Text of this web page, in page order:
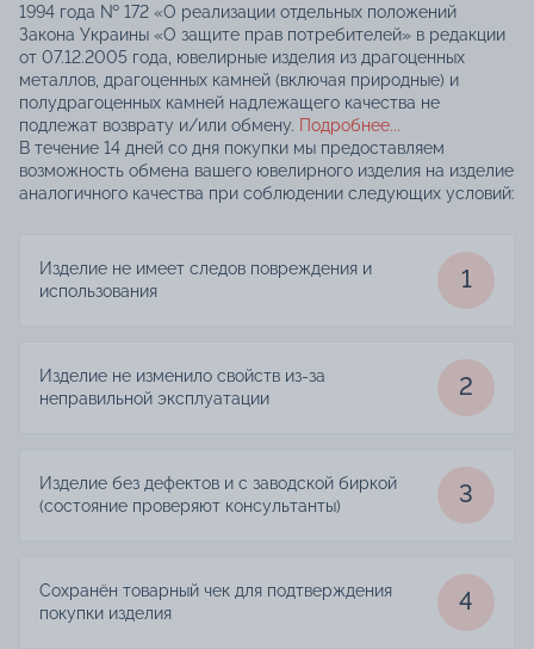
1994 года № 172 «О реализации отдельных положений
Закона Украины «О защите прав потребителей» в редакции
от 07.12.2005 года, ювелирные изделия из драгоценных
металлов, драгоценных камней (включая природные) и
полудрагоценных камней надлежащего качества не
подлежат возврату и/или обмену. Подробнее...
В течение 14 дней со дня покупки мы предоставляем
возможность обмена вашего ювелирного изделия на изделие
аналогичного качества при соблюдении следующих условий:
Изделие не имеет следов повреждения и
использования
1
Изделие не изменило свойств из-за
неправильной эксплуатации
2
Изделие без дефектов и с заводской биркой
(состояние проверяют консультанты)
3
Сохранён товарный чек для подтверждения
покупки изделия
4